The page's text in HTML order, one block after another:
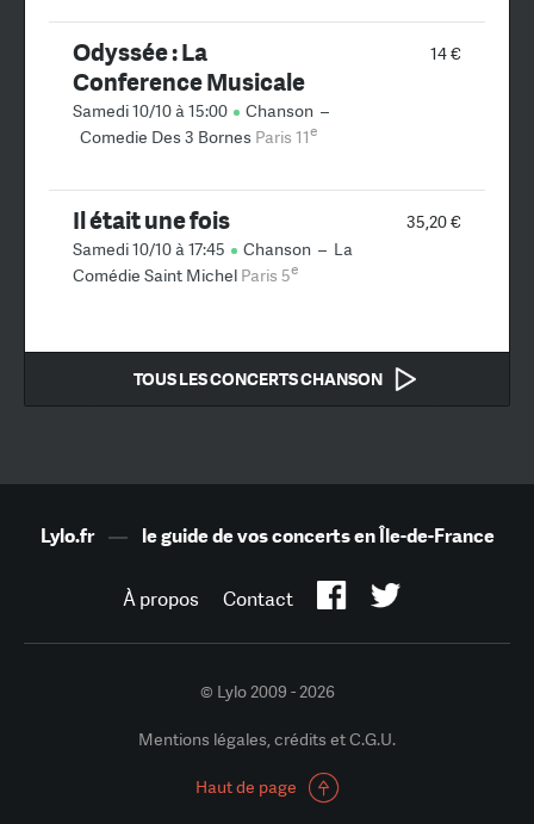
14 €
Odyssée : La
Conference Musicale
Samedi 10/10 à 15:00 Chanson –
Comedie Des 3 Bornes Paris 11e
35,20 €
Il était une fois
Samedi 10/10 à 17:45 Chanson – La
Comédie Saint Michel Paris 5e
TOUS LES CONCERTS CHANSON
Lylo.fr— le guide de vos concerts en Île-de-France
À propos Contact
© Lylo 2009 - 2026
Mentions légales, crédits et C.G.U.
Haut de page